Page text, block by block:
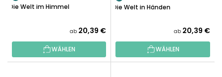
Die Welt im Himmel
ab 20,39 €
WÄHLEN
Die Welt in Händen
ab 20,39 €
WÄHLEN